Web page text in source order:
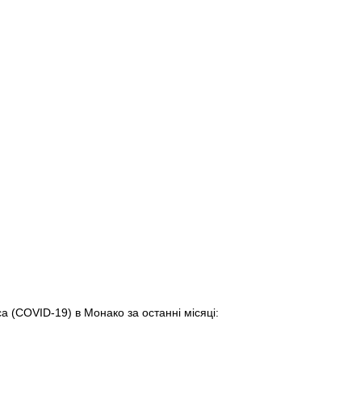
(COVID-19) в Монако за останні місяці: